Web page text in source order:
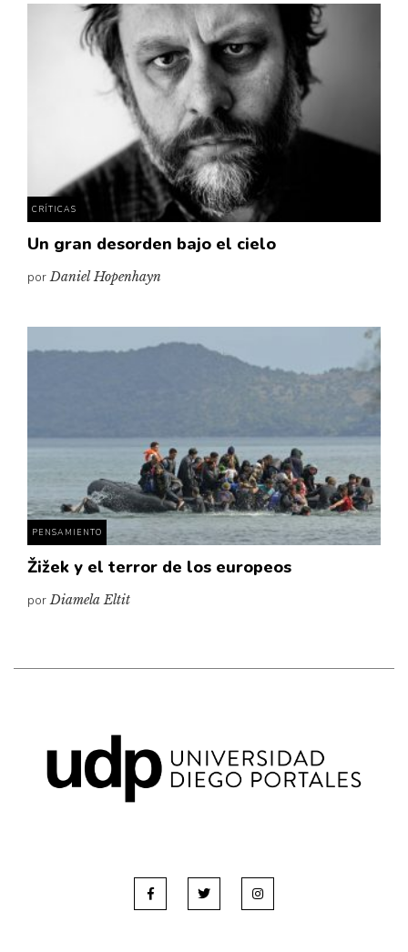
CRÍTICAS
Un gran desorden bajo el cielo
porDaniel Hopenhayn
PENSAMIENTO
Žižek y el terror de los europeos
porDiamela Eltit